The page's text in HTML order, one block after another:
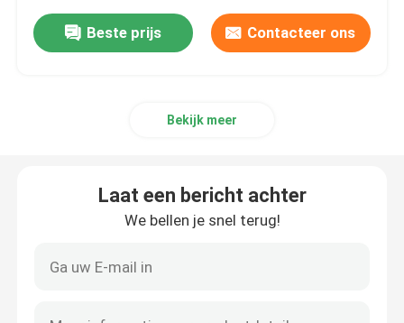
Moso bamboe paal
Eenmalige bamboeslammen
Beste prijs Contacteer ons
Bekijk meer
Laat een bericht achter
We bellen je snel terug!